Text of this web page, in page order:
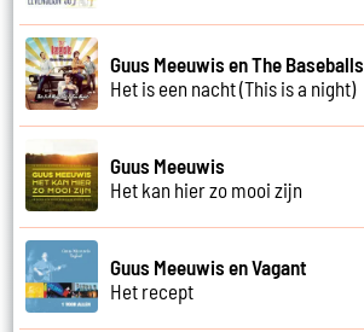
Guus Meeuwis en The Baseballs
Het is een nacht (This is a night)
Guus Meeuwis
Het kan hier zo mooi zijn
Guus Meeuwis en Vagant
Het recept